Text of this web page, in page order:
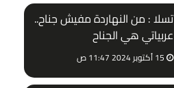
تسلا : من النهاردة مفيش جناح..
عربياتي هي الجناح
15 أكتوبر 2024 11:47 ص